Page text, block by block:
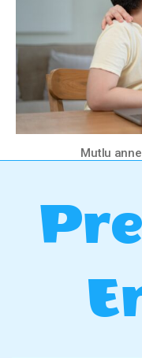
Mutlu